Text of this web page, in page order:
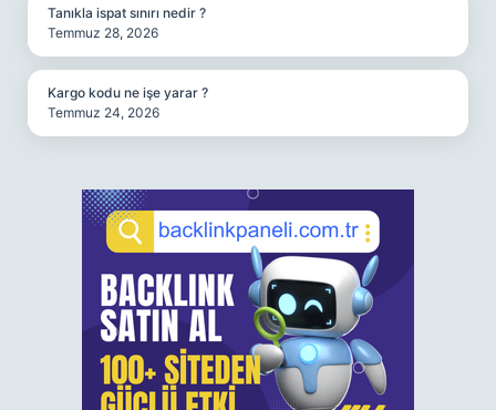
Tanıkla ispat sınırı nedir ?
Temmuz 28, 2026
Kargo kodu ne işe yarar ?
Temmuz 24, 2026